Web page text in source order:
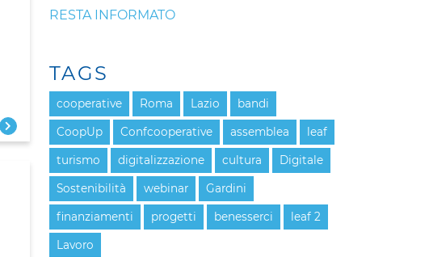
RESTA INFORMATO
TAGS
cooperative Roma Lazio bandi
CoopUp Confcooperative assemblea leaf
turismo digitalizzazione cultura Digitale
Sostenibilità webinar Gardini
finanziamenti progetti benesserci leaf 2
Lavoro